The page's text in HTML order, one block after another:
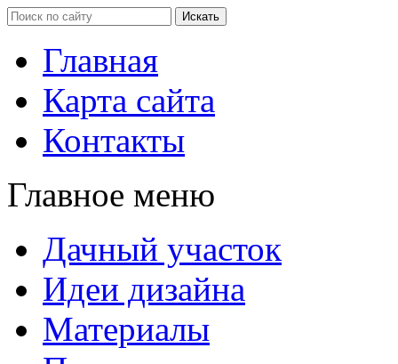
Главная
Карта сайта
Контакты
Главное меню
Дачный участок
Идеи дизайна
Материалы